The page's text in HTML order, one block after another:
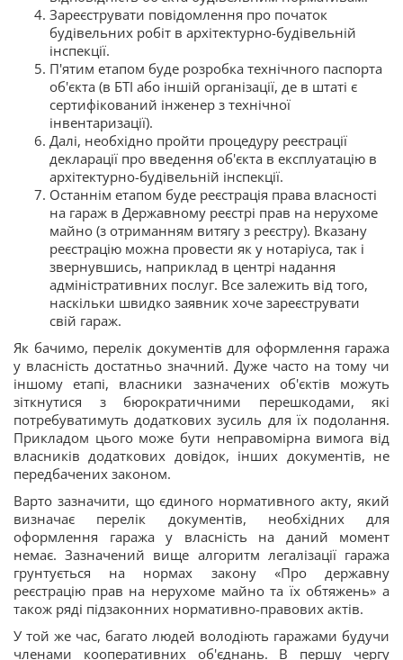
Зареєструвати повідомлення про початок
будівельних робіт в архітектурно-будівельній
інспекції.
П'ятим етапом буде розробка технічного паспорта
об'єкта (в БТІ або іншій організації, де в штаті є
сертифікований інженер з технічної
інвентаризації).
Далі, необхідно пройти процедуру реєстрації
декларації про введення об'єкта в експлуатацію в
архітектурно-будівельній інспекції.
Останнім етапом буде реєстрація права власності
на гараж в Державному реєстрі прав на нерухоме
майно (з отриманням витягу з реєстру). Вказану
реєстрацію можна провести як у нотаріуса, так і
звернувшись, наприклад в центрі надання
адміністративних послуг. Все залежить від того,
наскільки швидко заявник хоче зареєструвати
свій гараж.
Як бачимо, перелік документів для оформлення гаража
у власність достатньо значний. Дуже часто на тому чи
іншому етапі, власники зазначених об'єктів можуть
зіткнутися з бюрократичними перешкодами, які
потребуватимуть додаткових зусиль для їх подолання.
Прикладом цього може бути неправомірна вимога від
власників додаткових довідок, інших документів, не
передбачених законом.
Варто зазначити, що єдиного нормативного акту, який
визначає перелік документів, необхідних для
оформлення гаража у власність на даний момент
немає. Зазначений вище алгоритм легалізації гаража
грунтується на нормах закону «Про державну
реєстрацію прав на нерухоме майно та їх обтяжень» а
також ряді підзаконних нормативно-правових актів.
У той же час, багато людей володіють гаражами будучи
членами кооперативних об'єднань. В першу чергу